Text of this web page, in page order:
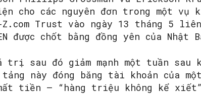
cho các nguyên đơn trong một vụ
Z.com Trust vào ngày 13 tháng 5
được chốt bằng đồng yên của Nhật
trị sau đó giảm mạnh một tuần
này đóng băng tài khoản của
tiền – “hàng triệu không kể